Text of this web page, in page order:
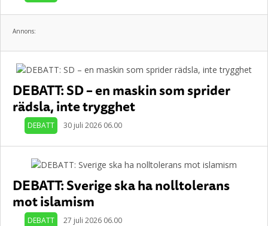
Annons:
DEBATT: SD – en maskin som sprider
rädsla, inte trygghet
DEBATT 30 juli 2026 06.00
DEBATT: Sverige ska ha nolltolerans
mot islamism
DEBATT 27 juli 2026 06.00